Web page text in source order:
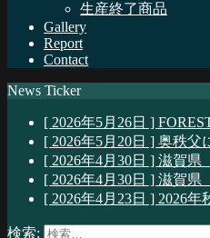
生産終了商品
Gallery
Report
Contact
News Ticker
[ 2026年5月26日 ]
[ 2026年5月20日 ] 奥秩父
[ 2026年4月30日 ] 滋賀県
[ 2026年4月30日 ] 滋賀県
[ 2026年4月23日 ] 2026年
検索: